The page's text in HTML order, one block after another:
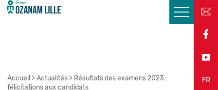
FR
EN
Accueil >Actualités > Résultats des examens 2023 :
félicitations aux candidats